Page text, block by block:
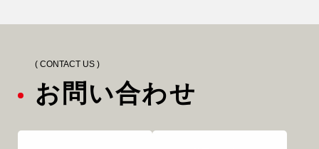
( CONTACT US )
お問い合わせ